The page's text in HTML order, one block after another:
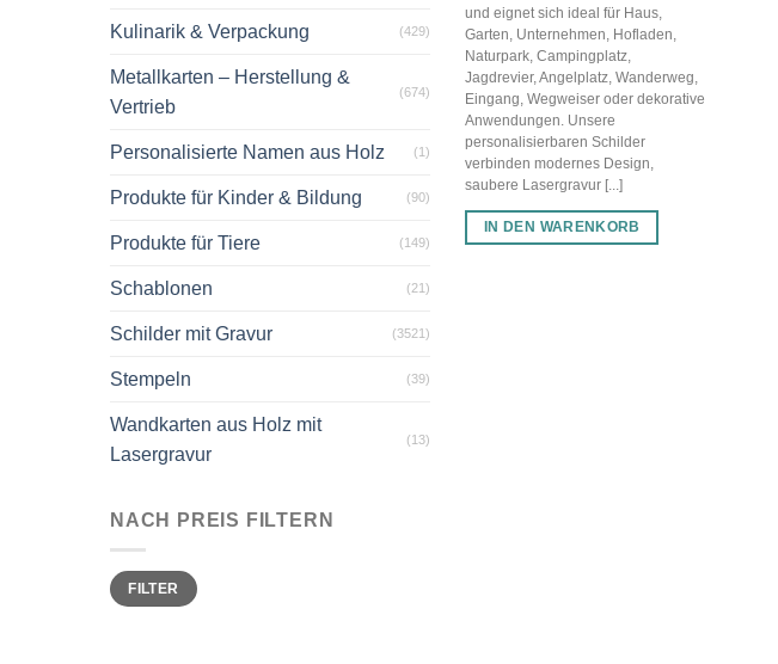
Kulinarik & Verpackung (429)
Metallkarten – Herstellung &
Vertrieb
(674)
Personalisierte Namen aus Holz (1)
Produkte für Kinder & Bildung (90)
Produkte für Tiere (149)
Schablonen (21)
Schilder mit Gravur (3521)
Stempeln (39)
Wandkarten aus Holz mit
Lasergravur
(13)
NACH PREIS FILTERN
Min.
Preis
Max.
PreisFILTER
und eignet sich ideal für Haus,
Garten, Unternehmen, Hofladen,
Naturpark, Campingplatz,
Jagdrevier, Angelplatz, Wanderweg,
Eingang, Wegweiser oder dekorative
Anwendungen. Unsere
personalisierbaren Schilder
verbinden modernes Design,
saubere Lasergravur [...]
IN DEN WARENKORB